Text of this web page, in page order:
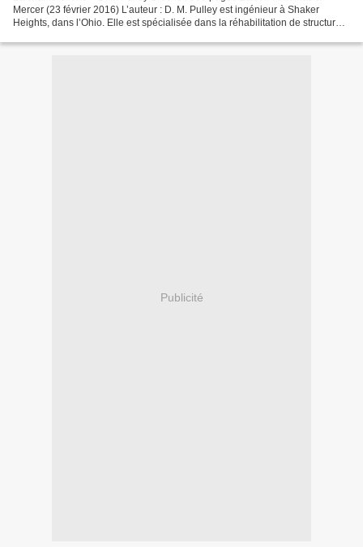
Mercer (23 février 2016) L’auteur : D. M. Pulley est ingénieur à Shaker
Heights, dans l’Ohio. Elle est spécialisée dans la réhabilitation de structures
Publicité